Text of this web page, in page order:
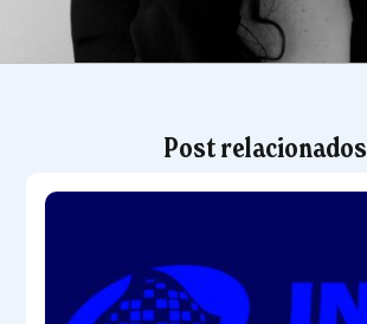
Post relacionados